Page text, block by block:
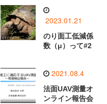
2023.01.21
のり面工低減係
数（μ）って#2
2021.08.4
法面UAV測量オ
ンライン報告会